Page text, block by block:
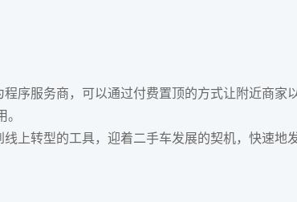
序服务商，可以通过付费置顶的方式让附近商家
上转型的工具，迎着二手车发展的契机，快速地